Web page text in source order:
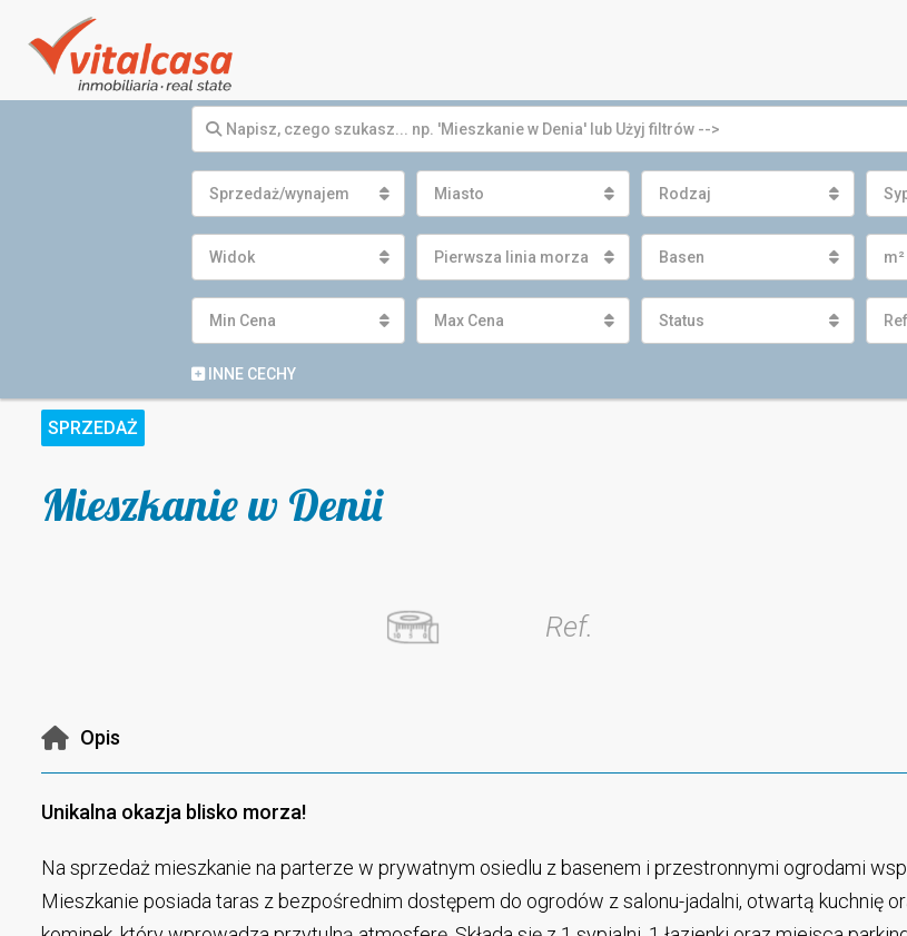
Sprzedaż/wynajem Miasto Rodzaj
Widok Pierwsza linia morza Basen
Min Cena Max Cena Status
INNE CECHY
SPRZEDAŻ
Mieszkanie w Denii
Ref.
Opis
Unikalna okazja blisko morza!
Na sprzedaż mieszkanie na parterze w prywatnym osiedlu z basenem i przestronnymi ogrodami
Mieszkanie posiada taras z bezpośrednim dostępem do ogrodów z salonu-jadalni, otwartą kuchnię